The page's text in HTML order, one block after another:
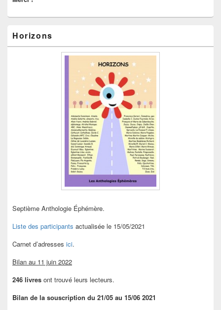
Horizons
Septième Anthologie Éphémère.
Liste des participants actualisée le 15/05/2021
Carnet d’adresses ici.
Bilan au 11 juin 2022
246 livres ont trouvé leurs lecteurs.
Bilan de la souscription du 21/05 au 15/06 2021